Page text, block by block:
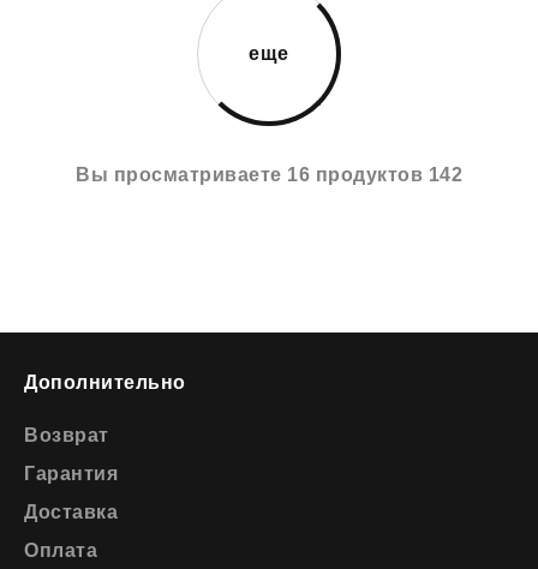
еще
Вы просматриваете 16 продуктов 142
Дополнительно
Возврат
Гарантия
Доставка
Оплата